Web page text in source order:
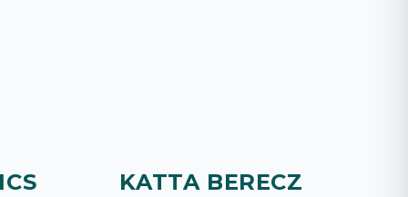
KATTA BERECZ